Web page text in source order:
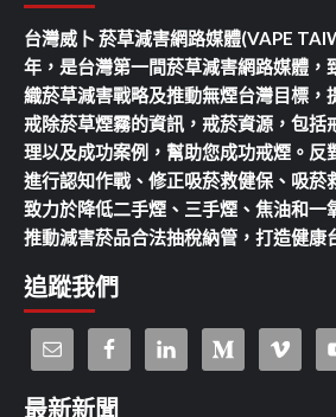
台灣威卜 菸草減害網路媒體(VAPE
年，是台灣第一間菸草減害網路媒體，
織菸草減害戰略及推動無煙台灣目標，
戒除菸草煙霧的資訊，戒菸資源，包括
理以及成功案例，幫助您成功戒煙。反
進行認知作戰、修正吸菸救健保、吸菸
致力於降低二手煙、三手煙、焦油和一
推動減害菸品合法抽稅納管，打造健康
追蹤我們
最新新聞